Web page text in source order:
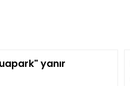
yanır